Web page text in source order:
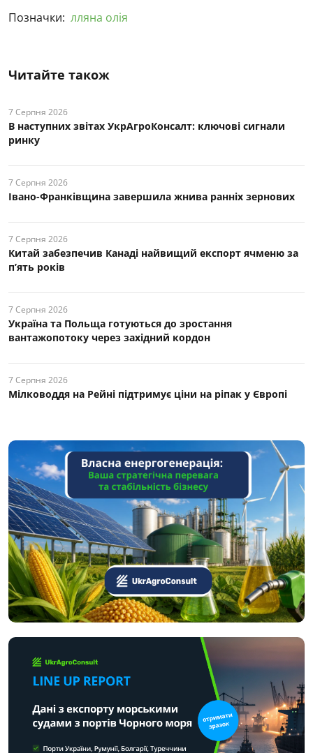
Позначки: лляна олія
Читайте також
7 Серпня 2026
В наступних звітах УкрАгроКонсалт: ключові cигнали
ринку
7 Серпня 2026
Івано-Франківщина завершила жнива ранніх зернових
7 Серпня 2026
Китай забезпечив Канаді найвищий експорт ячменю за
п’ять років
7 Серпня 2026
Україна та Польща готуються до зростання
вантажопотоку через західний кордон
7 Серпня 2026
Мілководдя на Рейні підтримує ціни на ріпак у Європі